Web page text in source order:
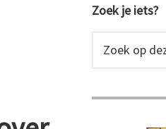
Primaire
Zoek je iets?
op
website